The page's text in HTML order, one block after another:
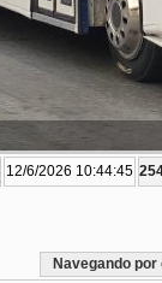
12/6/2026 10:44:45
Navegando